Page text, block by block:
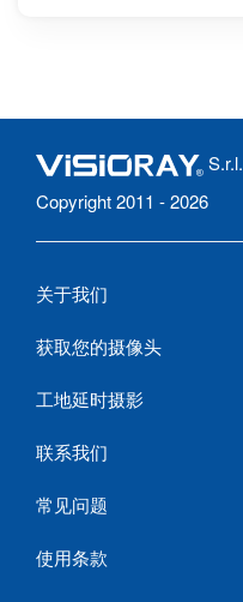
S.r.l.
Copyright 2011 - 2026
关于我们
获取您的摄像头
工地延时摄影
联系我们
常见问题
使用条款